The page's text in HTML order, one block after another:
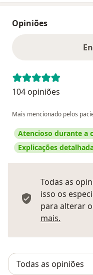
Opiniões
104 opiniões
Mais mencionado pelos
Atencioso durante a
Explicações
Todas as
isso os
para alterar
mais.